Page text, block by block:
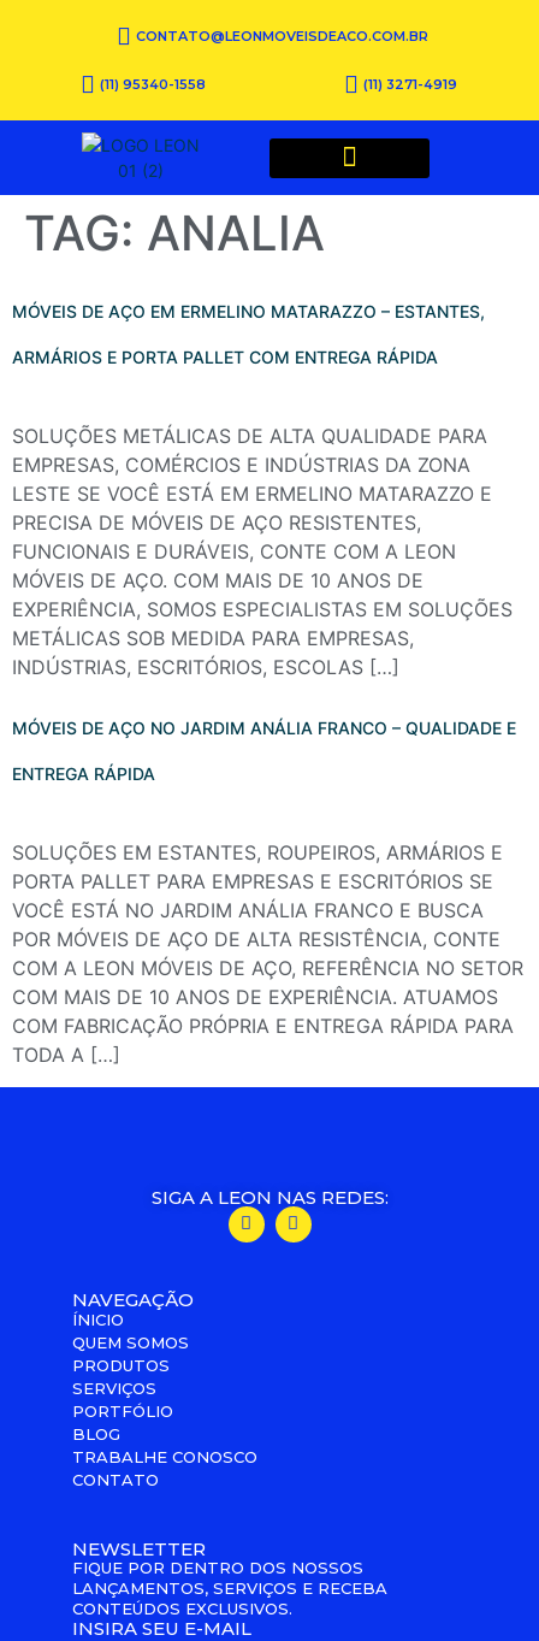
CONTATO@LEONMOVEISDEACO.COM.BR
(11) 95340-1558 (11) 3271-4919
TAG: ANALIA
MÓVEIS DE AÇO EM ERMELINO MATARAZZO – ESTANTES,
ARMÁRIOS E PORTA PALLET COM ENTREGA RÁPIDA
SOLUÇÕES METÁLICAS DE ALTA QUALIDADE PARA
EMPRESAS, COMÉRCIOS E INDÚSTRIAS DA ZONA
LESTE SE VOCÊ ESTÁ EM ERMELINO MATARAZZO E
PRECISA DE MÓVEIS DE AÇO RESISTENTES,
FUNCIONAIS E DURÁVEIS, CONTE COM A LEON
MÓVEIS DE AÇO. COM MAIS DE 10 ANOS DE
EXPERIÊNCIA, SOMOS ESPECIALISTAS EM SOLUÇÕES
METÁLICAS SOB MEDIDA PARA EMPRESAS,
INDÚSTRIAS, ESCRITÓRIOS, ESCOLAS […]
MÓVEIS DE AÇO NO JARDIM ANÁLIA FRANCO – QUALIDADE E
ENTREGA RÁPIDA
SOLUÇÕES EM ESTANTES, ROUPEIROS, ARMÁRIOS E
PORTA PALLET PARA EMPRESAS E ESCRITÓRIOS SE
VOCÊ ESTÁ NO JARDIM ANÁLIA FRANCO E BUSCA
POR MÓVEIS DE AÇO DE ALTA RESISTÊNCIA, CONTE
COM A LEON MÓVEIS DE AÇO, REFERÊNCIA NO SETOR
COM MAIS DE 10 ANOS DE EXPERIÊNCIA. ATUAMOS
COM FABRICAÇÃO PRÓPRIA E ENTREGA RÁPIDA PARA
TODA A […]
SIGA A LEON NAS REDES:
NAVEGAÇÃO
ÍNICIO
QUEM SOMOS
PRODUTOS
SERVIÇOS
PORTFÓLIO
BLOG
TRABALHE CONOSCO
CONTATO
NEWSLETTER
FIQUE POR DENTRO DOS NOSSOS
LANÇAMENTOS, SERVIÇOS E RECEBA
CONTEÚDOS EXCLUSIVOS.
INSIRA SEU E-MAIL